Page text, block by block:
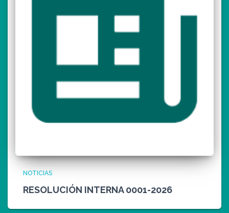
NOTICIAS
RESOLUCIÓN INTERNA 0001-2026